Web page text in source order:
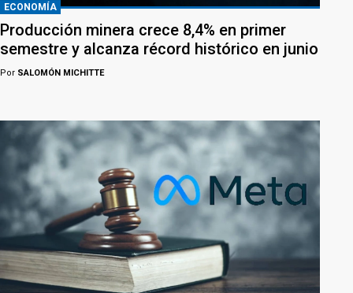
ECONOMÍA
Producción minera crece 8,4% en primer
semestre y alcanza récord histórico en junio
Por SALOMÓN MICHITTE